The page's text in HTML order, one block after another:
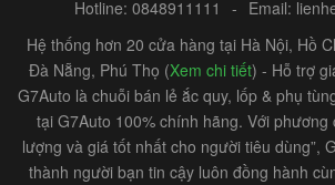
Hotline: 0848911111 - Email:
Hệ thống hơn 20 cửa hàng tại Hà Nội, Hồ
Đà Nẵng, Phú Thọ (Xem chi tiết) - Hỗ trợ
G7Auto là chuỗi bán lẻ ắc quy, lốp & phụ
tại G7Auto 100% chính hãng. Với phương
lượng và giá tốt nhất cho người tiêu dùng”,
thành người bạn tin cậy luôn đồng hành